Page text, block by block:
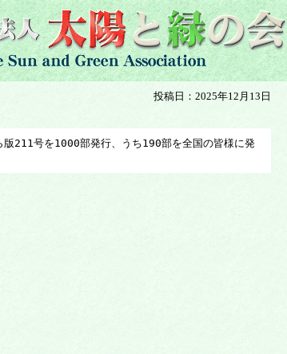
投稿日：2025年12月13日
版211号を1000部発行、うち190部を全国の皆様に発